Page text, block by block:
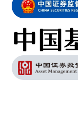
中国